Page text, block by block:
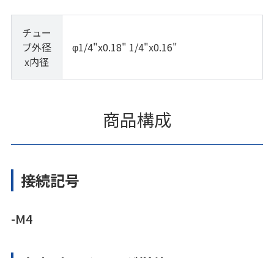
チュー
ブ外径
x内径
φ1/4"x0.18" 1/4"x0.16"
商品構成
接続記号
-M4